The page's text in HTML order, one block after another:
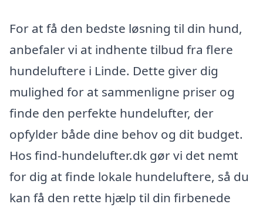
For at få den bedste løsning til din hund,
anbefaler vi at indhente tilbud fra flere
hundeluftere i Linde. Dette giver dig
mulighed for at sammenligne priser og
finde den perfekte hundelufter, der
opfylder både dine behov og dit budget.
Hos find-hundelufter.dk gør vi det nemt
for dig at finde lokale hundeluftere, så du
kan få den rette hjælp til din firbenede